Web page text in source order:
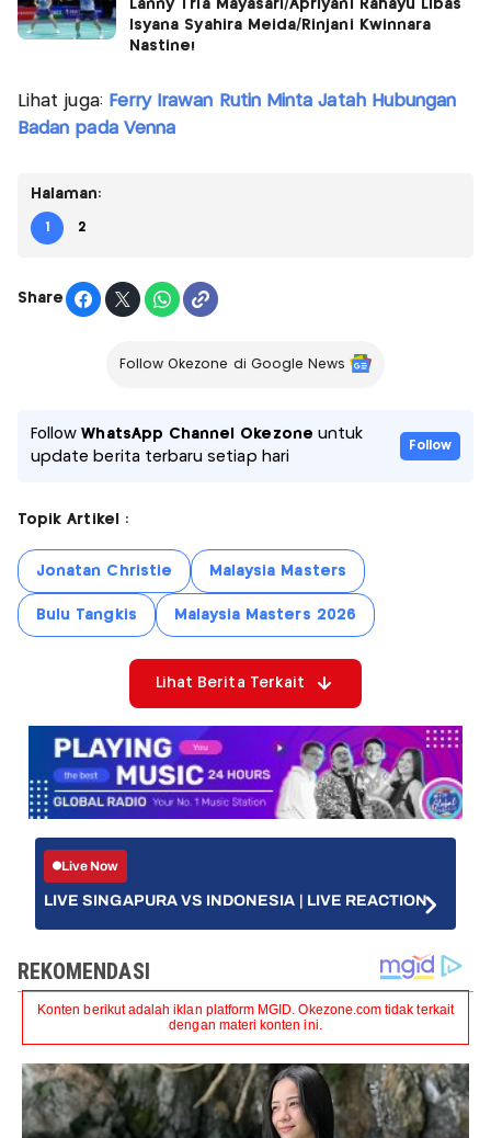
Lanny Tria Mayasari/Apriyani Rahayu Libas
Isyana Syahira Meida/Rinjani Kwinnara
Nastine!
Lihat juga: Ferry Irawan Rutin Minta Jatah Hubungan
Badan pada Venna
Halaman:
1 2
Share
Follow Okezone di Google News
FollowWhatsApp Channel Okezone untuk
update berita terbaru setiap hari
Follow
Topik Artikel :
Jonatan Christie Malaysia Masters
Bulu Tangkis Malaysia Masters 2026
Lihat Berita Terkait
Live Now
LIVE SINGAPURA VS INDONESIA | LIVE REACTION